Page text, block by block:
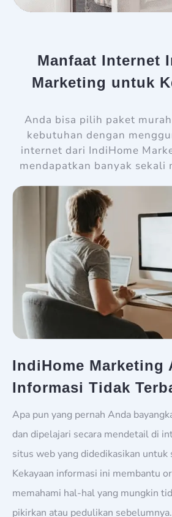
Manfaat Internet
Marketing untuk
Anda bisa pilih paket
kebutuhan dengan
internet dari IndiHome
mendapatkan banyak sekali
IndiHome Marketing
Informasi Tidak
Apa pun yang pernah Anda
dan dipelajari secara mendetail di
situs web yang didedikasikan untuk
Kekayaan informasi ini membantu
memahami hal-hal yang mungkin
pikirkan atau pedulikan sebelumnya.